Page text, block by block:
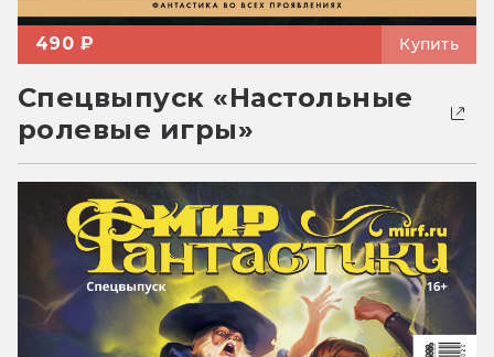
490 ₽ Купить
Спецвыпуск «Настольные
ролевые игры»